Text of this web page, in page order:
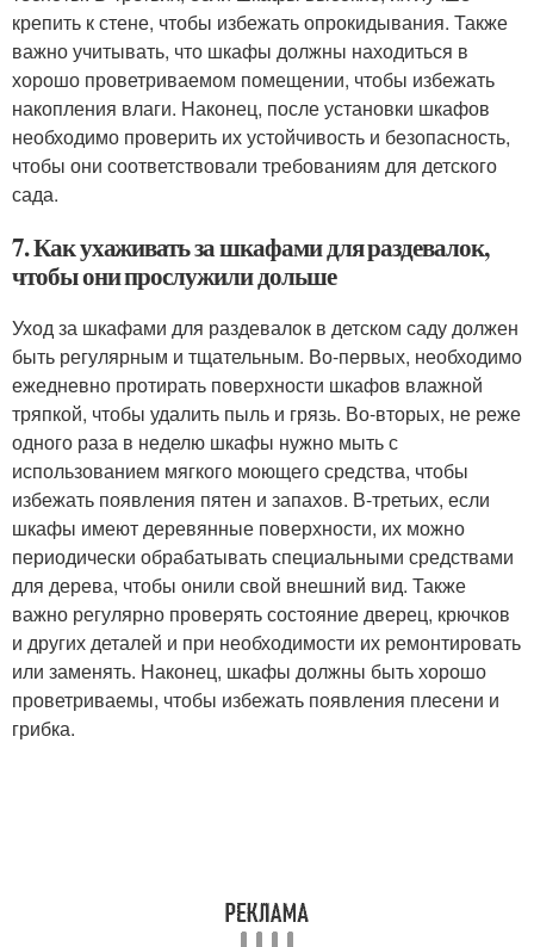
крепить к стене, чтобы избежать опрокидывания. Также
важно учитывать, что шкафы должны находиться в
хорошо проветриваемом помещении, чтобы избежать
накопления влаги. Наконец, после установки шкафов
необходимо проверить их устойчивость и безопасность,
чтобы они соответствовали требованиям для детского
сада.
7. Как ухаживать за шкафами для раздевалок,
чтобы они прослужили дольше
Уход за шкафами для раздевалок в детском саду должен
быть регулярным и тщательным. Во-первых, необходимо
ежедневно протирать поверхности шкафов влажной
тряпкой, чтобы удалить пыль и грязь. Во-вторых, не реже
одного раза в неделю шкафы нужно мыть с
использованием мягкого моющего средства, чтобы
избежать появления пятен и запахов. В-третьих, если
шкафы имеют деревянные поверхности, их можно
периодически обрабатывать специальными средствами
для дерева, чтобы онили свой внешний вид. Также
важно регулярно проверять состояние дверец, крючков
и других деталей и при необходимости их ремонтировать
или заменять. Наконец, шкафы должны быть хорошо
проветриваемы, чтобы избежать появления плесени и
грибка.